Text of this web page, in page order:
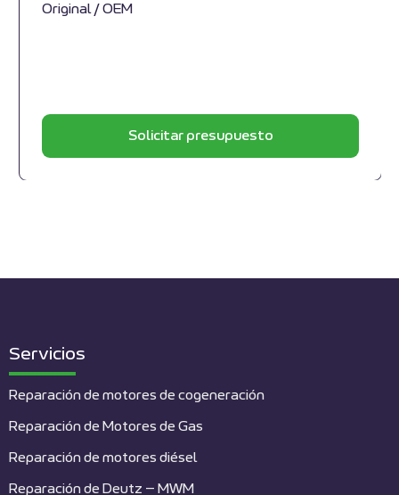
Original / OEM
Solicitar presupuesto
Servicios
Reparación de motores de cogeneración
Reparación de Motores de Gas
Reparación de motores diésel
Reparación de Deutz – MWM